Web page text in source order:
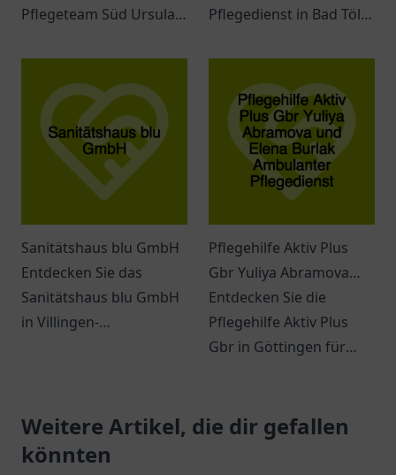
Pflegeteam Süd Ursula
ein Ort für individuelle
Betreuung und
Unterstützung.
Pflegedienst in Bad Tölz
Pflegebedürfnisse und
professionelle
Unterstützung im Alltag.
Sanitätshaus blu GmbH
Entdecken Sie das
Sanitätshaus blu GmbH
in Villingen-
persönlicher Beratung.
Pflegehilfe Aktiv Plus
Gbr Yuliya Abramova
und Elena Burlak
Ambulanter
Pflegedienst
Entdecken Sie die
Pflegehilfe Aktiv Plus
Gbr in Göttingen für
Unterstützung im Alltag.
Weitere Artikel, die dir gefallen
könnten